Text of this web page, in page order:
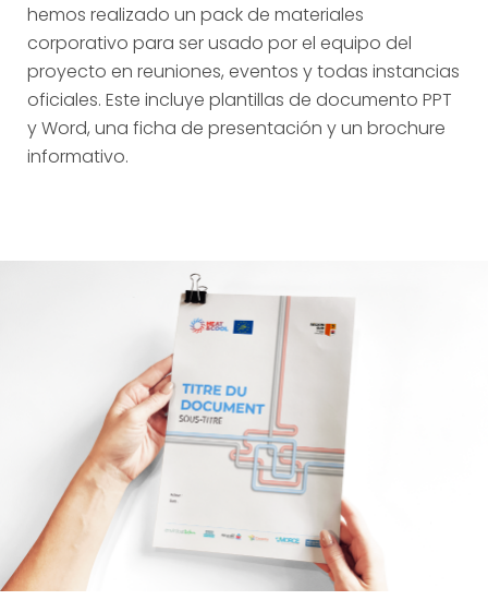
hemos realizado un pack de materiales
corporativo para ser usado por el equipo del
proyecto en reuniones, eventos y todas instancias
oficiales. Este incluye plantillas de documento PPT
y Word, una ficha de presentación y un brochure
informativo.